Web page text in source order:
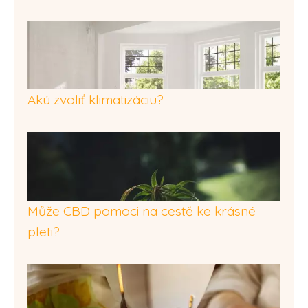
Akú zvoliť klimatizáciu?
Může CBD pomoci na cestě ke krásné
pleti?